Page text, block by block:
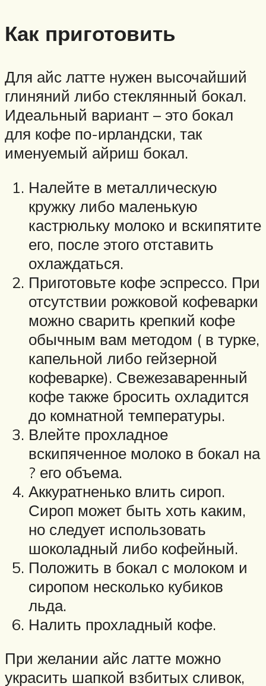
Как приготовить
Для айс латте нужен высочайший
глиняний либо стеклянный бокал.
Идеальный вариант – это бокал
для кофе по-ирландски, так
именуемый айриш бокал.
Налейте в металлическую
кружку либо маленькую
кастрюльку молоко и вскипятите
его, после этого отставить
охлаждаться.
Приготовьте кофе эспрессо. При
отсутствии рожковой кофеварки
можно сварить крепкий кофе
обычным вам методом ( в турке,
капельной либо гейзерной
кофеварке). Свежезаваренный
кофе также бросить охладится
до комнатной температуры.
Влейте прохладное
вскипяченное молоко в бокал на
? его объема.
Аккуратненько влить сироп.
Сироп может быть хоть каким,
но следует использовать
шоколадный либо кофейный.
Положить в бокал с молоком и
сиропом несколько кубиков
льда.
Налить прохладный кофе.
При желании айс латте можно
украсить шапкой взбитых сливок,